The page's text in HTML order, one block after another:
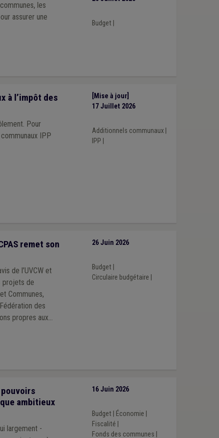
les
assurer une
Budget|
à l’impôt des
Pour
IPP
[Mise à jour]
17 Juillet 2026
Additionnels communaux|
IPP
remet son
de l’UVCW et
projets de
des
propres aux
26 Juin 2026
Budget|
Circulaire budgétaire
ambitieux
largement -
16 Juin 2026
Budget| Économie
Fiscalité
Fonds des communes